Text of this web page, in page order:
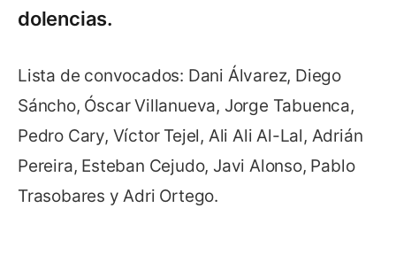
dolencias.
Lista de convocados: Dani Álvarez, Diego
Sáncho, Óscar Villanueva, Jorge Tabuenca,
Pedro Cary, Víctor Tejel, Ali Ali Al-Lal, Adrián
Pereira, Esteban Cejudo, Javi Alonso, Pablo
Trasobares y Adri Ortego.